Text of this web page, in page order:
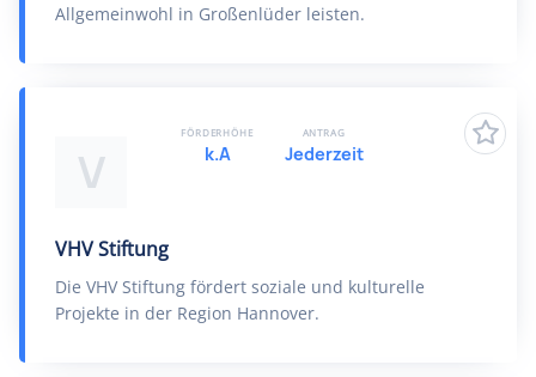
Allgemeinwohl in Großenlüder leisten.
V
VHV Stiftung
Die VHV Stiftung fördert soziale und kulturelle
Projekte in der Region Hannover.
FÖRDERHÖHE
k.A
ANTRAG
Jederzeit